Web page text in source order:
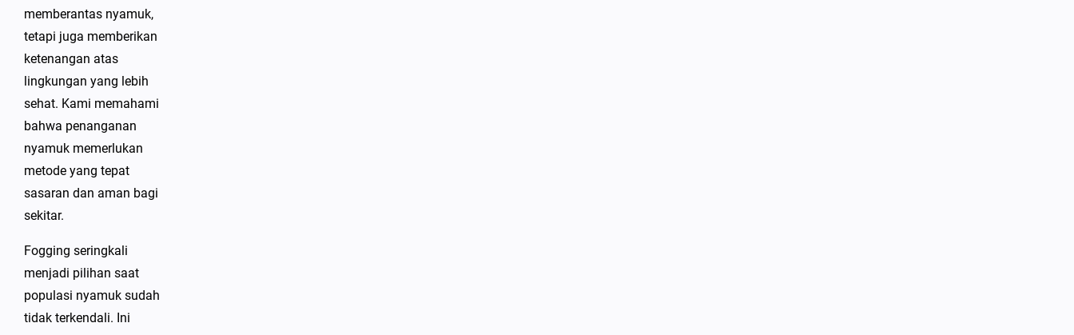
memberantas nyamuk,
tetapi juga memberikan
ketenangan atas
lingkungan yang lebih
sehat. Kami memahami
bahwa penanganan
nyamuk memerlukan
metode yang tepat
sasaran dan aman bagi
sekitar.
Fogging seringkali
menjadi pilihan saat
populasi nyamuk sudah
tidak terkendali. Ini